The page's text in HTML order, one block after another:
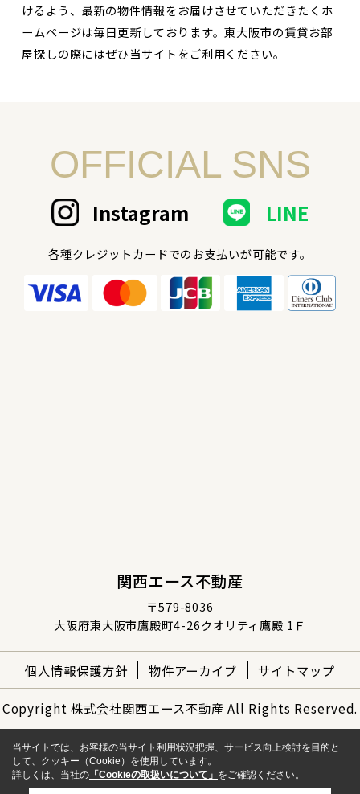
けるよう、最新の物件情報をお届けさせていただきたくホ
ームページは毎日更新しております。東大阪市の賃貸お部
屋探しの際にはぜひ当サイトをご利用ください。
OFFICIAL SNS
Instagram LINE
各種クレジットカードでのお支払いが可能です。
関西エース不動産
〒579-8036
大阪府東大阪市鷹殿町4-26クオリティ鷹殿 1Ｆ
個人情報保護方針 物件アーカイブ サイトマップ
Copyright 株式会社関西エース不動産 All Rights Reserved.
当サイトでは、お客様の当サイト利用状況把握、サービス向上検討を目的と
して、クッキー（Cookie）を使用しています。
詳しくは、当社の 「Cookieの取扱いについて」 をご確認ください。